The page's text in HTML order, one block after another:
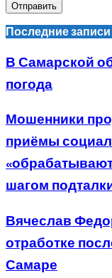
Последние записи
В Самарской
погода
Мошенники
приёмы
шагом
Вячеслав
отработке
Самаре